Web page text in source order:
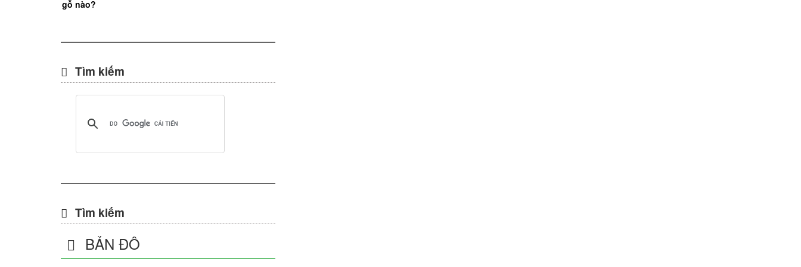
gỗ nào?
Tìm kiếm
Tìm kiếm
BẢN ĐỒ